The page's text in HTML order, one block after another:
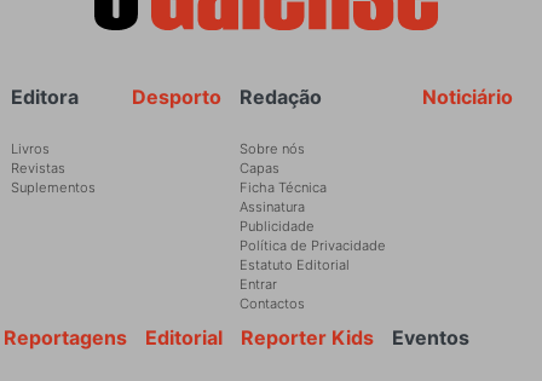
Rodapé Noticiário
Redação
Sobre nós
Capas
Ficha Técnica
Assinatura
Publicidade
Política de Privacidade
Estatuto Editorial
Entrar
Contactos
Desporto
Editora
Livros
Revistas
Suplementos
Eventos
Reporter Kids
Editorial
Reportagens